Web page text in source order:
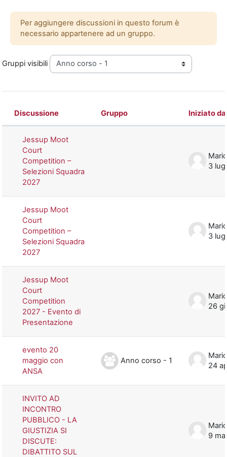
Per aggiungere discussioni in questo forum è
necessario appartenere ad un gruppo.
Gruppi visibili
Elenco delle discussioni.
Stato
Discussione Gruppo Iniziato da
Jessup Moot
Court
Competition –
Selezioni Squadra
2027
3
Jessup Moot
Court
Competition –
Selezioni Squadra
2027
3
Jessup Moot
Court
Competition
2027 - Evento di
Presentazione
26
evento 20
maggio con
ANSA
Anno corso - 1
24
INVITO AD
INCONTRO
PUBBLICO - LA
GIUSTIZIA SI
DISCUTE:
DIBATTITO SUL
9